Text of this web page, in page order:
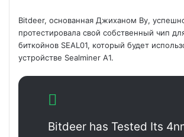
Bitdeer, основанная Джиханом Ву,
протестировала свой собственный чип
биткойнов SEAL01, который будет
устройстве Sealminer A1.
Bitdeer has Tested Its